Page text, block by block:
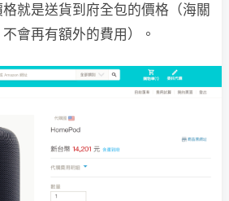
就是送貨到府全包的價格（海關
會再有額外的費用）。